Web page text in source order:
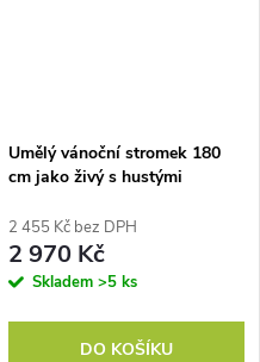
Umělý vánoční stromek 180
cm jako živý s hustými
zelené barvě
2 455 Kč bez DPH
2 970 Kč
Skladem >5 ks
DO KOŠÍKU